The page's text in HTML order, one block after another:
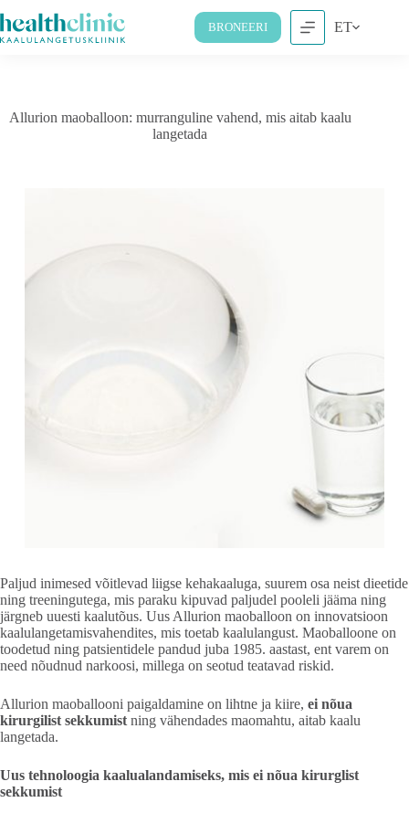
BRONEERI ET
Allurion maoballoon: murranguline vahend, mis aitab kaalu
langetada
Paljud inimesed võitlevad liigse kehakaaluga, suurem osa neist dieetide
ning treeningutega, mis paraku kipuvad paljudel pooleli jääma ning
järgneb uuesti kaalutõus. Uus Allurion maoballoon on innovatsioon
kaalulangetamisvahendites, mis toetab kaalulangust. Maoballoone on
toodetud ning patsientidele pandud juba 1985. aastast, ent varem on
need nõudnud narkoosi, millega on seotud teatavad riskid.
Allurion maoballooni paigaldamine on lihtne ja kiire, ei nõua
kirurgilist sekkumist ning vähendades maomahtu, aitab kaalu
langetada.
Uus tehnoloogia kaalualandamiseks, mis ei nõua kirurglist
sekkumist